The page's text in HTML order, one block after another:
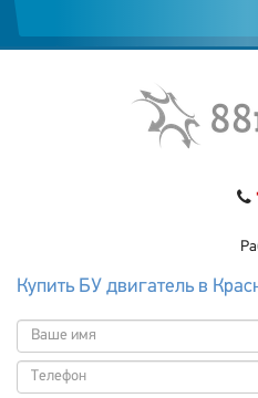
Купить БУ двигатель в